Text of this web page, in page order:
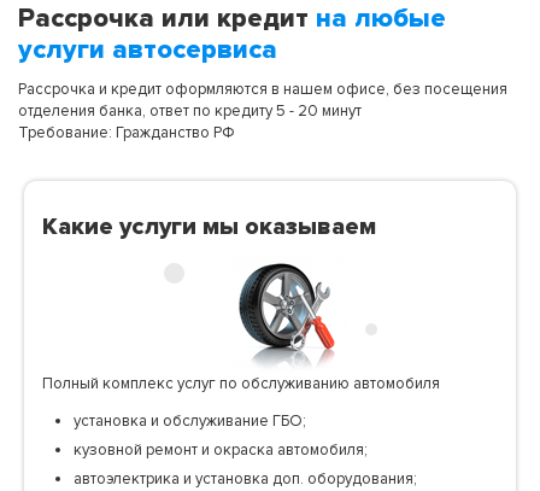
Рассрочка или кредит на любые
услуги автосервиса
Рассрочка и кредит оформляются в нашем офисе, без посещения
отделения банка, ответ по кредиту 5 - 20 минут
Требование: Гражданство РФ
Какие услуги мы оказываем
Полный комплекс услуг по обслуживанию автомобиля
установка и обслуживание ГБО;
кузовной ремонт и окраска автомобиля;
автоэлектрика и установка доп. оборудования;